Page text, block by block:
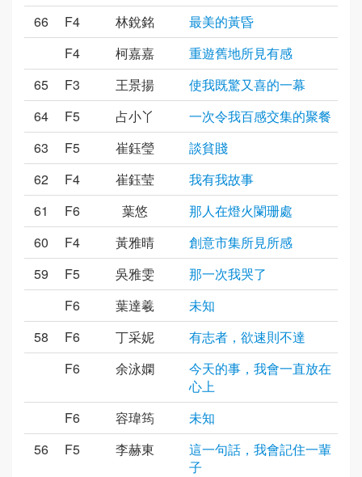
66
F4 林銳銘
最美的黃昏
F4
柯嘉嘉
重遊舊地所見有感
65
F3 王景揚
使我既驚又喜的一幕
64
F5 占小丫
一次令我百感交集的聚餐
63
F5 崔鈺瑩
談貧賤
62
F4 崔鈺莹
我有我故事
61
F6 葉悠
那人在燈火闌珊處
60
F4 黃雅晴
創意市集所見所感
59
F5 吳雅雯
那一次我哭了
F6
葉達羲
未知
58
F6 丁采妮
有志者，欲速則不達
F6
余泳嫻
今天的事，我會一直放在
心上
F6
容瑋筠
未知
56
F5 李赫東
這一句話，我會記住一輩
子